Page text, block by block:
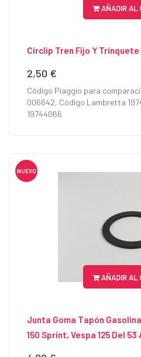
AÑADIR AL
Circlip Tren Fijo Y
Precio
2,50 €
Código Piaggio para
006642, Código Lambretta
19744066
NUEVO
AÑADIR AL
Junta Goma Tapón
150 Sprint, Vespa 125 Del 53